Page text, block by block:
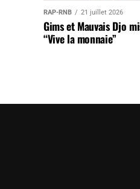
RAP-RNB 21 juillet 2026
Gims et Mauvais Djo
“Vive la monnaie”